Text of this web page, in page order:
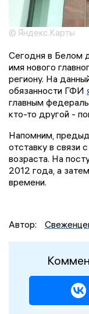
© Яндекс.Карты
Сегодня в Белом
имя нового
региону. На
обязанности ГФИ
главным
кто-то другой -
Напомним,
отставку в связи
возраста. На
2012 года, а
времени.
Автор: